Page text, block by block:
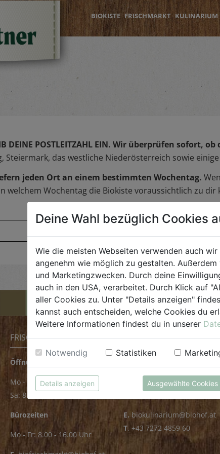
BIOKISTE FRISCHMARKT KULINARIUM
DEINE POSTLEITZAHL EIN. Wir überprüfen sofort, ob
Steiermark, das westliche Niederösterreich sowie
jeden Ort an einem bestimmten Wochentag.
welchem Wochentag die Biokiste voraussichtlich zu dir
FRISCHMARKT
Öffnungszeiten
Mo - Fr: 8.00 - 18.00 Uhr
Sa: 8.00 - 14.00 Uhr
Bürozeiten
Mo - Fr: 8.00 - 16.00 Uhr
KULINARIUM
Mo - Fr: 8.00 - 14.30 Uhr
E. biokulinarium@biohof.at
T. +43 7272 4859 60
Deine Wahl bezüglich Cookies
Wie die meisten Webseiten verwenden auch
angenehm wie möglich zu gestalten.
und Marketingzwecken. Durch deine
auch in den USA, verarbeitet. Durch Klick auf
aller Cookies zu. Unter "Details anzeigen"
kannst auch entscheiden, welche Cookies du
Weitere Informationen findest du in unserer
Notwendig Statistiken
Details anzeigen Ausgewählte Cookies